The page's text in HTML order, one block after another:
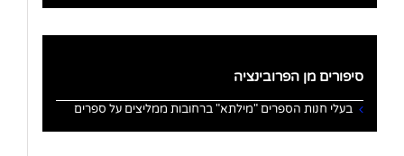
סיפורים מן הפרובינציה
בעלי חנות הספרים "מילתא" ברחובות ממליצים על ספרים